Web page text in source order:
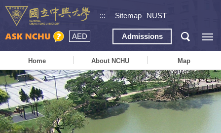
::: Sitemap NUST
AED Admissions
Home About NCHU Map